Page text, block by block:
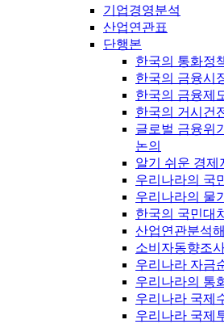
기업경영분석
산업연관표
단행본
한국의 통화정
한국의 금융시
한국의 금융제
한국의 거시건
글로벌 금융위
논의
알기 쉬운 경제
우리나라의 국
우리나라의 물
한국의 국민대
산업연관분석
소비자동향조
우리나라 자금
우리나라의 통
우리나라 국제
우리나라 국제